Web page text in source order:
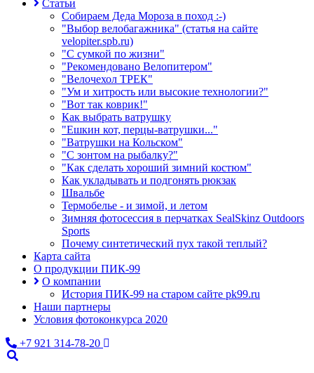
Статьи
Собираем Деда Мороза в поход :-)
"Выбор велобагажника" (статья на сайте
velopiter.spb.ru)
"С сумкой по жизни"
"Рекомендовано Велопитером"
"Велочехол ТРЕК"
"Ум и хитрость или высокие технологии?"
"Вот так коврик!"
Как выбрать ватрушку
"Ешкин кот, перцы-ватрушки..."
"Ватрушки на Кольском"
"С зонтом на рыбалку?"
"Как сделать хороший зимний костюм"
Как укладывать и подгонять рюкзак
Швальбе
Термобелье - и зимой, и летом
Зимняя фотосессия в перчатках SealSkinz Outdoors
Sports
Почему синтетический пух такой теплый?
Карта сайта
О продукции ПИК-99
О компании
История ПИК-99 на старом сайте pk99.ru
Наши партнеры
Условия фотоконкурса 2020
+7 921 314-78-20